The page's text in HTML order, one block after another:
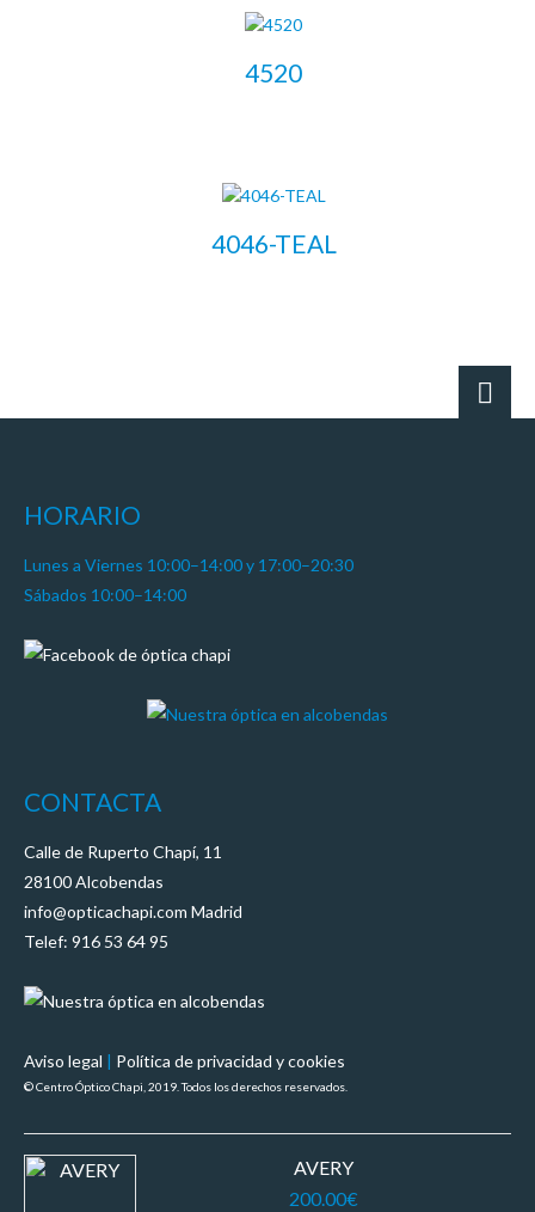
4520
4046-TEAL
HORARIO
Lunes a Viernes 10:00–14:00 y 17:00–20:30
Sábados 10:00–14:00
CONTACTA
Calle de Ruperto Chapí, 11
28100 Alcobendas
info@opticachapi.com Madrid
Telef: 916 53 64 95
Aviso legal | Política de privacidad y cookies
© Centro Óptico Chapi, 2019. Todos los derechos reservados.
AVERY
200.00€